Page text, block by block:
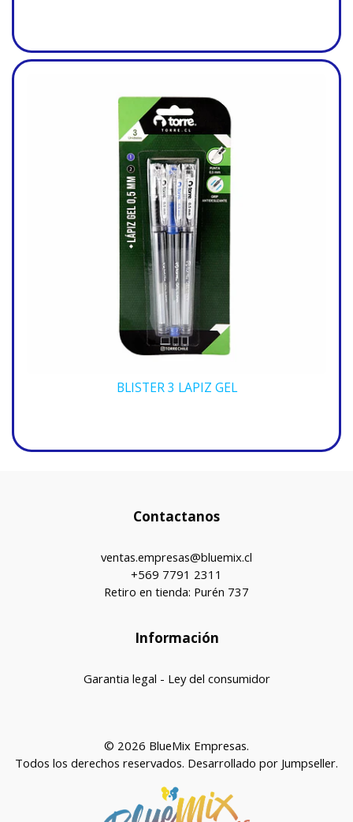
BLISTER 3 LAPIZ GEL
Contactanos
ventas.empresas@bluemix.cl
+569 7791 2311
Retiro en tienda: Purén 737
Información
Garantia legal - Ley del consumidor
© 2026 BlueMix Empresas.
Todos los derechos reservados. Desarrollado por Jumpseller.